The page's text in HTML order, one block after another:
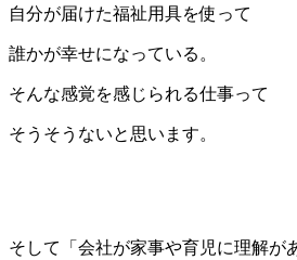
自分が届けた福祉用具を使って
誰かが幸せになっている。
そんな感覚を感じられる仕事って
そうそうないと思います。
そして「会社が家事や育児に理解が